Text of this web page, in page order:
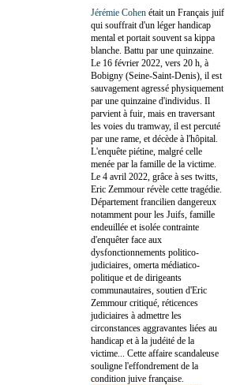
Jérémie Cohen était un Français juif
qui souffrait d'un léger handicap
mental et portait souvent sa kippa
blanche. Battu par une quinzaine.
Le 16 février 2022, vers 20 h, à
Bobigny (Seine-Saint-Denis), il est
sauvagement agressé physiquement
par une quinzaine d'individus. Il
parvient à fuir, mais en traversant
les voies du tramway, il est percuté
par une rame, et décède à l'hôpital.
L'enquête piétine, malgré celle
menée par la famille de la victime.
Le 4 avril 2022, grâce à ses twitts,
Eric Zemmour révèle cette tragédie.
Département francilien dangereux
notamment pour les Juifs, famille
endeuillée et isolée contrainte
d'enquêter face aux
dysfonctionnements politico-
judiciaires, omerta médiatico-
politique et de dirigeants
communautaires, soutien d'Eric
Zemmour critiqué, réticences
judiciaires à admettre les
circonstances aggravantes liées au
handicap et à la judéité de la
victime... Cette affaire scandaleuse
souligne l'effondrement de la
condition juive française.